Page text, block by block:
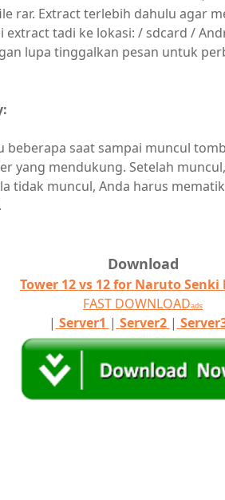
rar. Extract terlebih dahulu agar
tadi ke lokasi: / sdcard /
lupa tinggalkan pesan untuk
beberapa saat sampai muncul
yang mendukung. Setelah
tidak muncul, Anda harus
Download
Tower 12 vs 12 for Naruto Senki
FAST DOWNLOADads
| Server1 | Server2 |